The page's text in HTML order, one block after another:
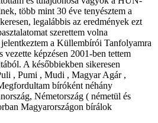
több mint 30 éve tenyésztem a
legalábbis az eredmények ezt
szerettem volna
a Küllembírói Tanfolyamra
vezette képzésen 2001-ben tettem
A későbbiekben sikeresen
, Pumi , Mudi , Magyar Agár ,
bíróként néhány
Németország ( németül és
Magyarországon bírálok